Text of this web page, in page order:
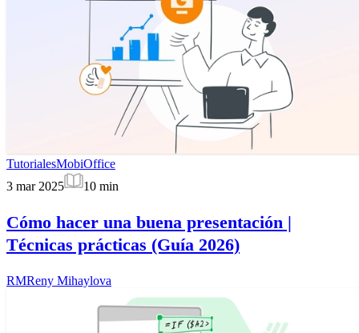
TutorialesMobiOffice
3 mar 2025
10 min
Cómo hacer una buena presentación |
Técnicas prácticas (Guía 2026)
RMReny Mihaylova